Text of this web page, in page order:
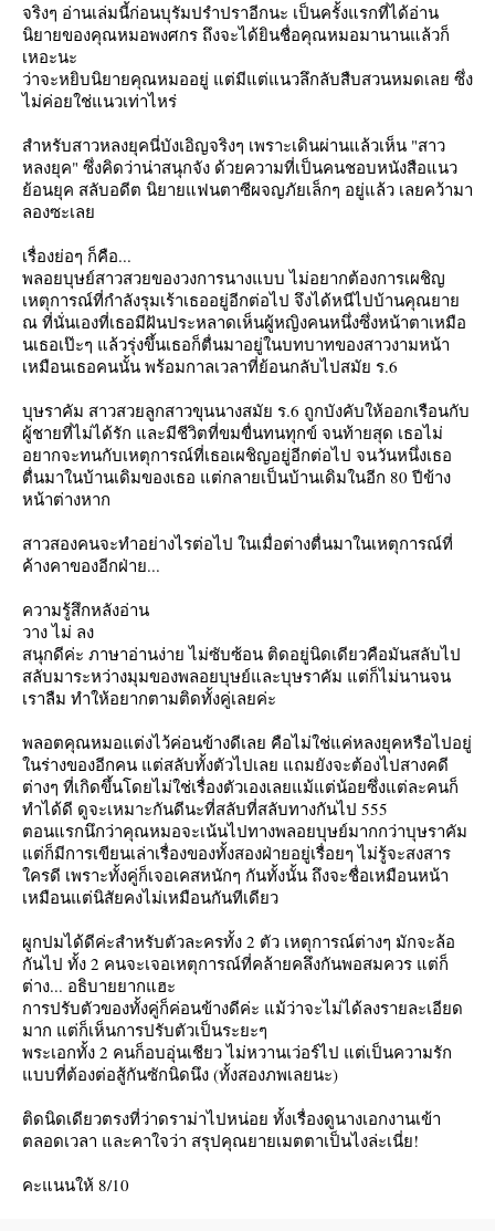
จริงๆ อ่านเล่มนี้ก่อนบุรัมปรำปราอีกนะ เป็นครั้งแรกที่ได้อ่าน
นิยายของคุณหมอพงศกร ถึงจะได้ยินชื่อคุณหมอมานานแล้วก็
เหอะนะ
ว่าจะหยิบนิยายคุณหมออยู่ แต่มีแต่แนวลึกลับสืบสวนหมดเลย ซึ่ง
ไม่ค่อยใช่แนวเท่าไหร่
สำหรับสาวหลงยุคนี่บังเอิญจริงๆ เพราะเดินผ่านแล้วเห็น "สาว
หลงยุค" ซึ่งคิดว่าน่าสนุกจัง ด้วยความที่เป็นคนชอบหนังสือแนว
้อนยุค สลับอดีต นิยายแฟนตาซีผจญภัยเล็กๆ อยู่แล้ว เลยคว้ามา
ลองซะเล
เรื่องย่อๆ ก็คือ...
พลอยบุษย์สาวสวยของวงการนางแบบ ไม่อยากต้องการเผชิญ
เหตุการณ์ที่กำลังรุมเร้าเธออยู่อีกต่อไป จึงได้หนีไปบ้านคุณยา
ณ ที่นั่นเองที่เธอมีฝันประหลาดเห็นผู้หญิงคนหนึ่งซึ่งหน้าตาเหมือ
นเธอเป๊ะๆ แล้วรุ่งขึ้นเธอก็ตื่นมาอยู่ในบทบาทของสาวงามหน้า
เหมือนเธอคนนั้น พร้อมกาลเวลาที่ย้อนกลับไปสมัย ร.6
บุษราคัม สาวสวยลูกสาวขุนนางสมัย ร.6 ถูกบังคับให้ออกเรือนกับ
ผู้ชายที่ไม่ได้รัก และมีชีวิตที่ขมขื่นทนทุกข์ จนท้ายสุด เธอไม่
อยากจะทนกับเหตุการณ์ที่เธอเผชิญอยู่อีกต่อไป จนวันหนึ่งเธอ
ตื่นมาในบ้านเดิมของเธอ แต่กลายเป็นบ้านเดิมในอีก 80 ปีข้าง
หน้าต่างหาก
สาวสองคนจะทำอย่างไรต่อไป ในเมื่อต่างตื่นมาในเหตุการณ์ที่
ค้างคาของอีกฝ่าย...
ความรู้สึกหลังอ่าน
วาง ไม่ ลง
สนุกดีค่ะ ภาษาอ่านง่าย ไม่ซับซ้อน ติดอยู่นิดเดียวคือมันสลับไป
สลับมาระหว่างมุมของพลอยบุษย์และบุษราคัม แต่ก็ไม่นานจน
เราลืม ทำให้อยากตามติดทั้งคู่เลยค่ะ
พลอตคุณหมอแต่งไว้ค่อนข้างดีเลย คือไม่ใช่แค่หลงยุคหรือไปอยู่
นร่างของอีกคน แต่สลับทั้งตัวไปเลย แถมยังจะต้องไปสางคดี
ต่างๆ ที่เกิดขึ้นโดยไม่ใช่เรื่องตัวเองเลยแม้แต่น้อยซึ่งแต่ละคนก็
ทำได้ดี ดูจะเหมาะกันดีนะที่สลับที่สลับทางกันไป 555
ตอนแรกนึกว่าคุณหมอจะเน้นไปทางพลอยบุษย์มากกว่าบุษราคัม
ต่ก็มีการเขียนเล่าเรื่องของทั้งสองฝ่ายอยู่เรื่อยๆ ไม่รู้จะสงสาร
ครดี เพราะทั้งคู่ก็เจอเคสหนักๆ กันทั้งนั้น ถึงจะชื่อเหมือนหน้า
เหมือนแต่นิสัยคงไม่เหมือนกันทีเดียว
ผูกปมได้ดีค่ะสำหรับตัวละครทั้ง 2 ตัว เหตุการณ์ต่างๆ มักจะล้อ
กันไป ทั้ง 2 คนจะเจอเหตุการณ์ที่คล้ายคลึงกันพอสมควร แต่ก็
ต่าง... อธิบายยากแฮะ
การปรับตัวของทั้งคู่ก็ค่อนข้างดีค่ะ แม้ว่าจะไม่ได้ลงรายละเอียด
มาก แต่ก็เห็นการปรับตัวเป็นระยะๆ
พระเอกทั้ง 2 คนก็อบอุ่นเชียว ไม่หวานเว่อร์ไป แต่เป็นความรัก
บบที่ต้องต่อสู้กันซักนิดนึง (ทั้งสองภพเลยนะ)
ติดนิดเดียวตรงที่ว่าดราม่าไปหน่อย ทั้งเรื่องดูนางเอกงานเข้า
ตลอดเวลา และคาใจว่า สรุปคุณยายเมตตาเป็นไงล่ะเนี่ย!
คะแนนให้ 8/10